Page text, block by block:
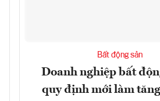
Bất động sản
Doanh nghiệp bất
quy định mới làm